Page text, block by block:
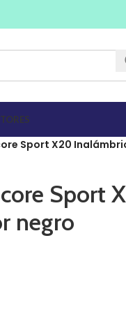
Sport X20
Sport
negro